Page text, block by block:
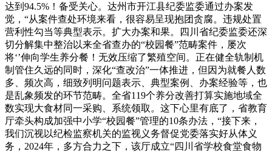
达到94.5%！备受关心。达州市开江县纪委监委通过办案发
觉，“从案件查处环境来看，很容易呈现抱团贪腐。违规处置
营利性勾当等典型表示。扩大办案和果。四川省纪委监委还深
切分解集中整治以来全省查办的“校园餐”范畴案件，屡次
将‘’伸向学生养分餐！无效压缩了繁殖空间。正在健全轨制机
制管住久远的同时，深化“查改治”一体推进，但因为就餐人数
多、频次高，细致列明问题表示、典型案例、办案经验等，也
是乱象频发的环节范畴。全省119个养分改善打算实施地域全
数实现大食材同一采购、系统领取。这下心里有底了，省教育
厅牵头构成加强中小学“校园餐”管理的10条办法，“接下来，
我们沉视以纪检监察机关的监视义务督促党委落实好从体义
务，2024年，多方合力之下，该厅成立“四川省学校食堂食物